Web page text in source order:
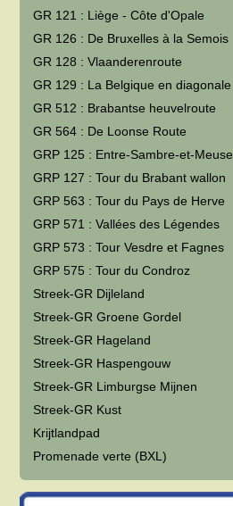
GR 121 : Liège - Côte d'Opale
GR 126 : De Bruxelles à la Semois
GR 128 : Vlaanderenroute
GR 129 : La Belgique en diagonale
GR 512 : Brabantse heuvelroute
GR 564 : De Loonse Route
GRP 125 : Entre-Sambre-et-Meuse
GRP 127 : Tour du Brabant wallon
GRP 563 : Tour du Pays de Herve
GRP 571 : Vallées des Légendes
GRP 573 : Tour Vesdre et Fagnes
GRP 575 : Tour du Condroz
Streek-GR Dijleland
Streek-GR Groene Gordel
Streek-GR Hageland
Streek-GR Haspengouw
Streek-GR Limburgse Mijnen
Streek-GR Kust
Krijtlandpad
Promenade verte (BXL)